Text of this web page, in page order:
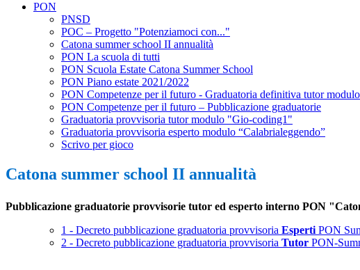
PON
PNSD
POC – Progetto "Potenziamoci con..."
Catona summer school II annualità
PON La scuola di tutti
PON Scuola Estate Catona Summer School
PON Piano estate 2021/2022
PON Competenze per il futuro - Graduatoria definitiva tutor
PON Competenze per il futuro – Pubblicazione graduatorie
Graduatoria provvisoria tutor modulo "Gio-coding1"
Graduatoria provvisoria esperto modulo “Calabrialeggendo”
Scrivo per gioco
Catona summer school II annualità
Pubblicazione graduatorie provvisorie tutor ed esperto interno PON
1 - Decreto pubblicazione graduatoria provvisoria EspertiPON
2 - Decreto pubblicazione graduatoria provvisoria Tutor PON-